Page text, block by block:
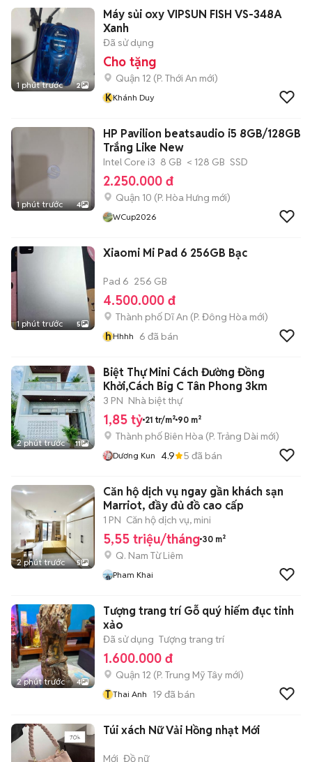
1 phút trước 2
Máy sủi oxy VIPSUN FISH VS-348A
Xanh
Đã sử dụng
Cho tặng
Quận 12 (P. Thới An mới)
KKhánh Duy
1 phút trước 4
HP Pavilion beatsaudio i5 8GB/128GB
Trắng Like New
Intel Core i3 8 GB < 128 GB SSD
2.250.000 đ
Quận 10 (P. Hòa Hưng mới)
WCup2026
1 phút trước 5
Xiaomi Mi Pad 6 256GB Bạc
Pad 6 256 GB
4.500.000 đ
Thành phố Dĩ An (P. Đông Hòa mới)
hHhhh 6 đã bán
2 phút trước 11
Biệt Thự Mini Cách Đường Đồng
Khởi,Cách Big C Tân Phong 3km
3 PN Nhà biệt thự
1,85 tỷ 21 tr/m² 90 m²
Thành phố Biên Hòa (P. Trảng Dài mới)
Dương Kun 4.9 5 đã bán
2 phút trước 5
Căn hộ dịch vụ ngay gần khách sạn
Marriot, đầy đủ đồ cao cấp
1 PN Căn hộ dịch vụ, mini
5,55 triệu/tháng 30 m²
Q. Nam Từ Liêm
Pham Khai
2 phút trước 4
Tượng trang trí Gỗ quý hiếm đục tinh
xảo
Đã sử dụng Tượng trang trí
1.600.000 đ
Quận 12 (P. Trung Mỹ Tây mới)
T Thai Anh 19 đã bán
Túi xách Nữ Vải Hồng nhạt Mới
Mới Đồ nữ